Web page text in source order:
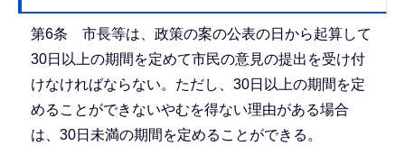
第6条 市長等は、政策の案の公表の日から起算して
30日以上の期間を定めて市民の意見の提出を受け付
けなければならない。ただし、30日以上の期間を定
めることができないやむを得ない理由がある場合
は、30日未満の期間を定めることができる。